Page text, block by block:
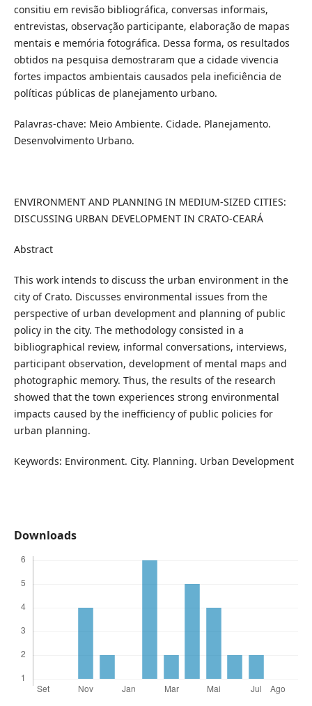
consitiu em revisão bibliográfica, conversas informais,
entrevistas, observação participante, elaboração de mapas
mentais e memória fotográfica. Dessa forma, os resultados
obtidos na pesquisa demostraram que a cidade vivencia
fortes impactos ambientais causados pela ineficiência de
políticas públicas de planejamento urbano.
Palavras-chave: Meio Ambiente. Cidade. Planejamento.
Desenvolvimento Urbano.
ENVIRONMENT AND PLANNING IN MEDIUM-SIZED CITIES:
DISCUSSING URBAN DEVELOPMENT IN CRATO-CEARÁ
Abstract
This work intends to discuss the urban environment in the
city of Crato. Discusses environmental issues from the
perspective of urban development and planning of public
policy in the city. The methodology consisted in a
bibliographical review, informal conversations, interviews,
participant observation, development of mental maps and
photographic memory. Thus, the results of the research
showed that the town experiences strong environmental
impacts caused by the inefficiency of public policies for
urban planning.
Keywords: Environment. City. Planning. Urban Development
Downloads